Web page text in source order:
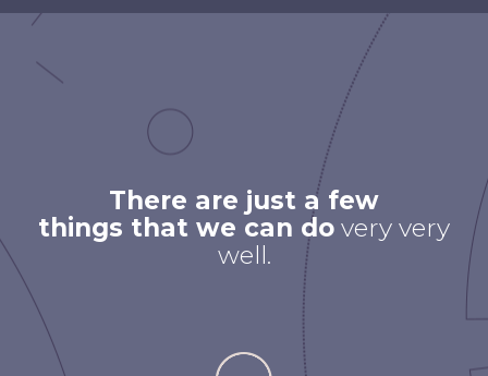
There are just a few
things that we can do very very
well.